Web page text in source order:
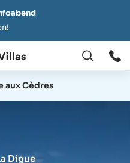
Öffnen
aux Cèdres
Digue